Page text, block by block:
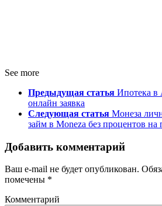
See more
Предыдущая статья Ипотека в
онлайн заявка
Следующая статья Монеза
займ в Moneza без процентов на
Добавить комментарий
Ваш e-mail не будет опубликован.
помечены *
Комментарий